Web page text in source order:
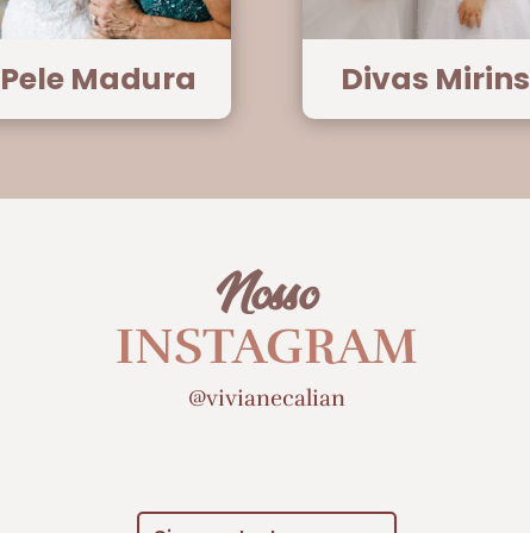
Pele Madura Divas Mirins
Nosso
INSTAGRAM
@vivianecalian
vez eu trouxe as divas
Na maquiagem uma proposta